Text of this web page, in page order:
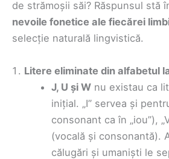
de strămoșii săi? Răspunsul stă
nevoile fonetice ale fiecărei
selecție naturală lingvistică.
Litere eliminate din alfabetul
J, U și Wnu existau ca
inițial. „I” servea și
consonant ca în „iou”),
(vocală și consonantă).
călugări și umaniști le